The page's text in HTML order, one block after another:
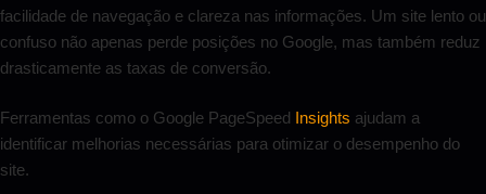
facilidade de navegação e clareza nas informações. Um site lento ou
confuso não apenas perde posições no Google, mas também reduz
drasticamente as taxas de conversão.
Ferramentas como o Google PageSpeed Insights ajudam a
identificar melhorias necessárias para otimizar o desempenho do
site.